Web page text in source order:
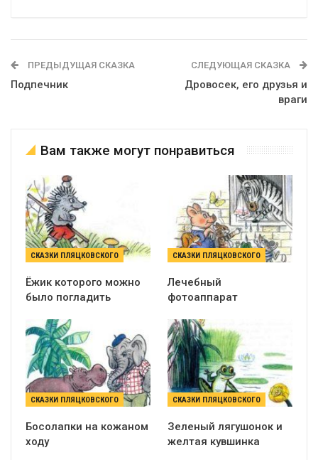
ПРЕДЫДУЩАЯ СКАЗКА
Подпечник
СЛЕДУЮЩАЯ СКАЗКА
Дровосек, его друзья и
враги
Вам также могут понравиться
СКАЗКИ ПЛЯЦКОВСКОГО
Ёжик которого можно
было погладить
СКАЗКИ ПЛЯЦКОВСКОГО
Лечебный
фотоаппарат
СКАЗКИ ПЛЯЦКОВСКОГО
Босолапки на кожаном
ходу
СКАЗКИ ПЛЯЦКОВСКОГО
Зеленый лягушонок и
желтая кувшинка